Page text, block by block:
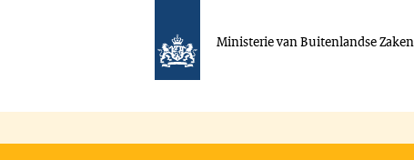
Ministerie van Buitenlandse Zaken